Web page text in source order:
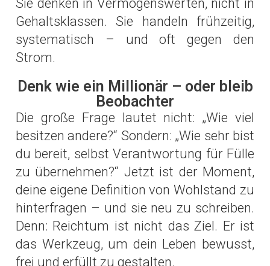
Sie denken in Vermögenswerten, nicht in
Gehaltsklassen. Sie handeln frühzeitig,
systematisch – und oft gegen den
Strom.
Denk wie ein Millionär – oder bleib
Beobachter
Die große Frage lautet nicht: „Wie viel
besitzen andere?“ Sondern: „Wie sehr bist
du bereit, selbst Verantwortung für Fülle
zu übernehmen?“ Jetzt ist der Moment,
deine eigene Definition von Wohlstand zu
hinterfragen – und sie neu zu schreiben.
Denn: Reichtum ist nicht das Ziel. Er ist
das Werkzeug, um dein Leben bewusst,
frei und erfüllt zu gestalten.